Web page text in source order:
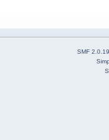
SMF 2.0.19